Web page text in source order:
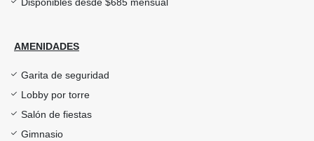
AMENIDADES
Garita de seguridad
Lobby por torre
Salón de fiestas
Gimnasio